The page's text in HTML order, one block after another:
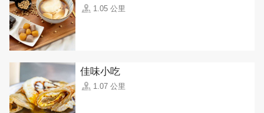
1.05 公里
佳味小吃
1.07 公里